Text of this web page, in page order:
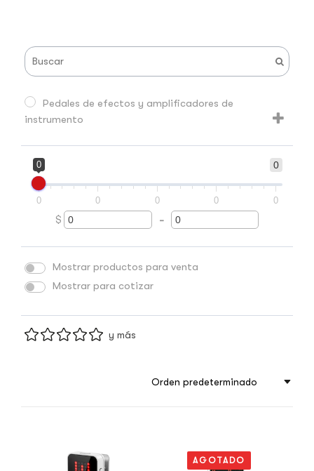
Pedales de efectos y amplificadores de
instrumento
0
0
0 0 0 0 0
$
Minimum Price
-
Maximum Price
Mostrar productos para venta
Mostrar para cotizar
y más
Orden predeterminado
AGOTADO